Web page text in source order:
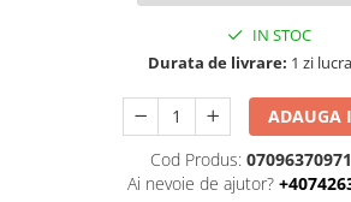
IN STOC
Durata de livrare: 1 zi
ADAUGA
Cod Produs:
Ai nevoie de ajutor?